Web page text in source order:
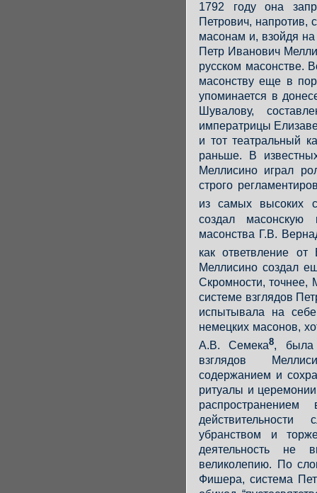
1792 году она
Петрович, напротив,
масонам и, взойдя
Петр Иванович
русском масонстве.
масонству еще в
упоминается в
Шувалову,
императрицы
и тот театральный
раньше. В
Меллисино играл
строго
из самых высоких
создал
масонства Г.В.
как ответвление
Меллисино создал
Скромности, точнее,
системе взглядов
испытывала на
немецких масонов,
А.В. Семека8, была
взглядов
содержанием и
ритуалы и
действительности
убранством и
деятельность не
великолепию. По
Фишера, система